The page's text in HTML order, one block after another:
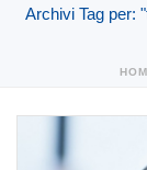
Archivi Tag per: